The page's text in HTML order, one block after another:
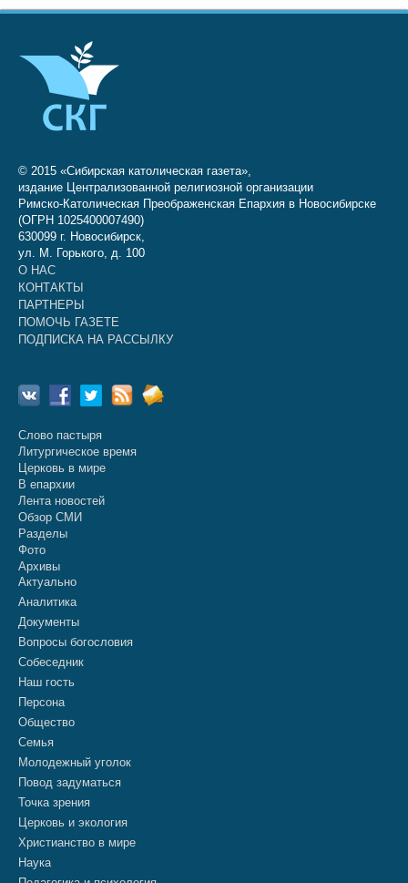
© 2015 «Сибирская католическая газета»,
издание Централизованной религиозной организации
Римско-Католическая Преображенская Епархия в Новосибирске
(ОГРН 1025400007490)
630099 г. Новосибирск,
ул. М. Горького, д. 100
О НАС
КОНТАКТЫ
ПАРТНЕРЫ
ПОМОЧЬ ГАЗЕТЕ
ПОДПИСКА НА РАССЫЛКУ
Слово пастыря
Литургическое время
Церковь в мире
В епархии
Лента новостей
Обзор СМИ
Разделы
Фото
Архивы
Актуально
Аналитика
Документы
Вопросы богословия
Собеседник
Наш гость
Персона
Общество
Семья
Молодежный уголок
Повод задуматься
Точка зрения
Церковь и экология
Христианство в мире
Наука